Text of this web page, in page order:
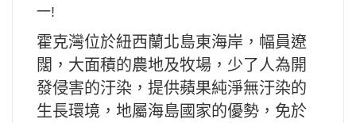
一!
霍克灣位於紐西蘭北島東海岸，幅員遼
闊，大面積的農地及牧場，少了人為開
發侵害的汙染，提供蘋果純淨無汙染的
生長環境，地屬海島國家的優勢，免於